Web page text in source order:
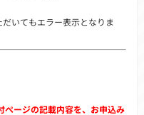
ぺージの記載内容を、お申込み